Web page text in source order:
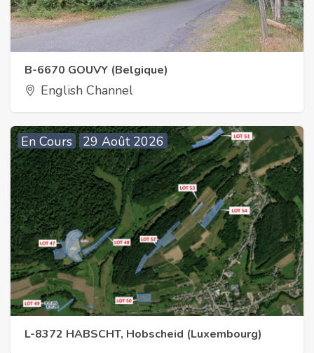
B-6670 GOUVY (Belgique)
English Channel
En Cours 29 Août 2026
L-8372 HABSCHT, Hobscheid (Luxembourg)